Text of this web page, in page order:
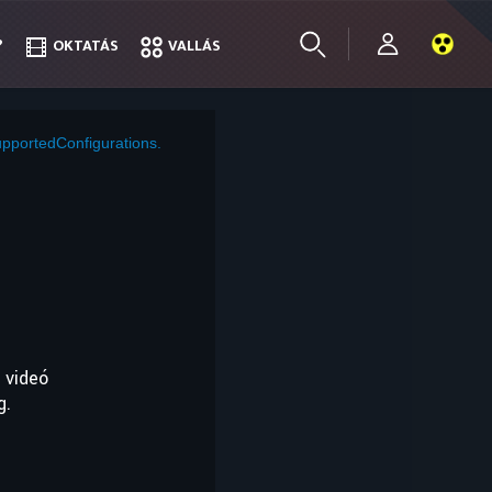
OKTATÁS VALLÁS
OKTATÁS VALLÁS